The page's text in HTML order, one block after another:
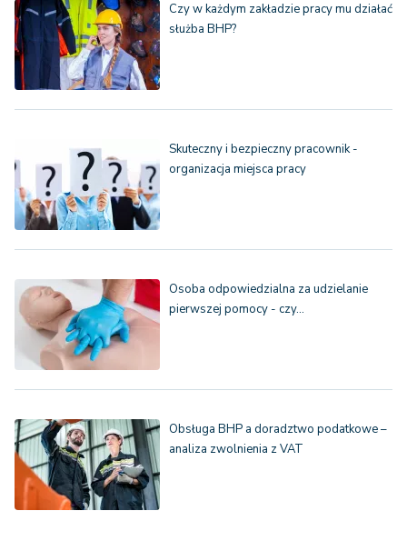
Czy w każdym zakładzie pracy mu działać
służba BHP?
Skuteczny i bezpieczny pracownik -
organizacja miejsca pracy
Osoba odpowiedzialna za udzielanie
pierwszej pomocy - czy…
Obsługa BHP a doradztwo podatkowe –
analiza zwolnienia z VAT